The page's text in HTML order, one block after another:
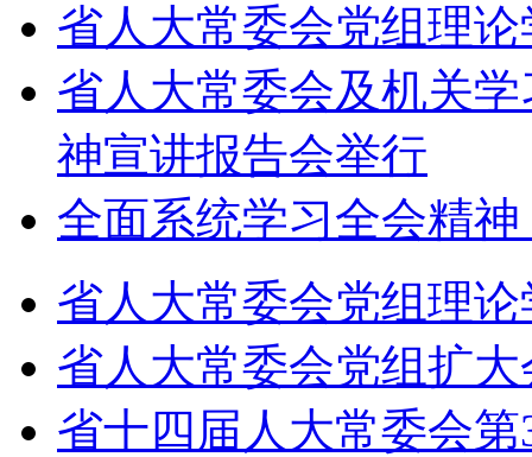
省人大常委会党组理
省人大常委会及机关
神宣讲报告会举行
全面系统学习全会精
省人大常委会党组理
省人大常委会党组扩
省十四届人大常委会